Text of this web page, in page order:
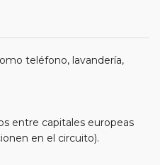
teléfono, lavandería,
entre capitales europeas
en el circuito).